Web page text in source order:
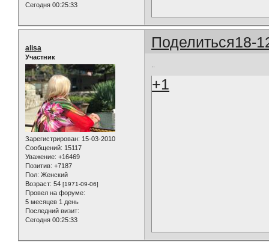
Сегодня 00:25:33
Поделиться18-
alisa
Участник
Зарегистрирован: 15-03-2010
Сообщений: 15117
Уважение: +16469
Позитив: +7187
Пол: Женский
Возраст: 54 [1971-09-06]
Провел на форуме:
5 месяцев 1 день
Последний визит:
Сегодня 00:25:33
+1